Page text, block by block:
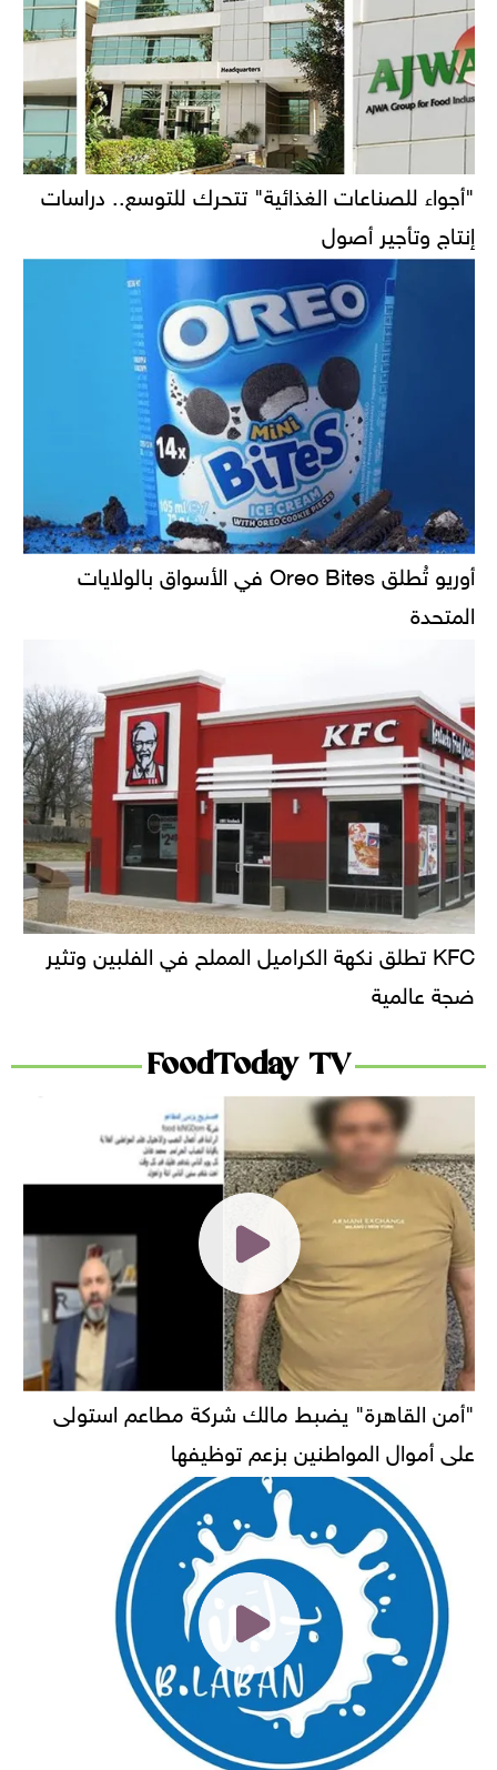
"أجواء للصناعات الغذائية" تتحرك للتوسع.. دراسات
إنتاج وتأجير أصول
أوريو تُطلق Oreo Bites في الأسواق بالولايات
المتحدة
KFC تطلق نكهة الكراميل المملح في الفلبين وتثير
ضجة عالمية
FoodToday TV
"أمن القاهرة" يضبط مالك شركة مطاعم استولى
على أموال المواطنين بزعم توظيفها